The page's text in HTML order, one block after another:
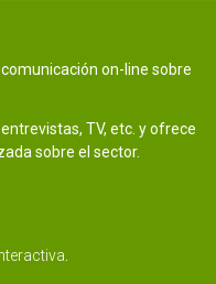
on-line sobre
TV, etc. y ofrece
sobre el sector.